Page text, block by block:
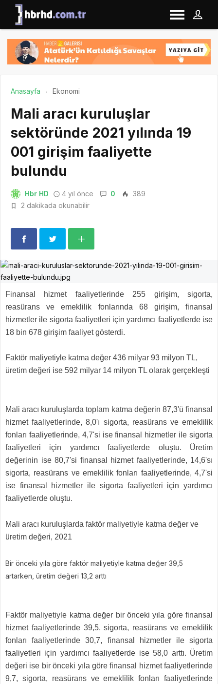
Anasayfa Ekonomi
Mali aracı kuruluşlar
sektöründe 2021 yılında 19
001 girişim faaliyette
bulundu
Hbr HD 4 yıl önce 0
389
2 dakikada okunabilir
Finansal hizmet faaliyetlerinde 255 girişim, sigorta,
reasürans ve emeklilik fonlarında 68 girişim, finansal
hizmetler ile sigorta faaliyetleri için yardımcı faaliyetlerde ise
18 bin 678 girişim faaliyet gösterdi.
Faktör maliyetiyle katma değer 436 milyar 93 milyon TL,
üretim değeri ise 592 milyar 14 milyon TL olarak gerçekleşti
Mali aracı kuruluşlarda toplam katma değerin 87,3'ü finansal
hizmet faaliyetlerinde, 8,0'ı sigorta, reasürans ve emeklilik
fonları faaliyetlerinde, 4,7'si ise finansal hizmetler ile sigorta
faaliyetleri için yardımcı faaliyetlerde oluştu. Üretim
değerinin ise 80,7'si finansal hizmet faaliyetlerinde, 14,6'sı
sigorta, reasürans ve emeklilik fonları faaliyetlerinde, 4,7'si
ise finansal hizmetler ile sigorta faaliyetleri için yardımcı
faaliyetlerde oluştu.
Mali aracı kuruluşlarda faktör maliyetiyle katma değer ve
üretim değeri, 2021
Bir önceki yıla göre faktör maliyetiyle katma değer 39,5
artarken, üretim değeri 13,2 arttı
Faktör maliyetiyle katma değer bir önceki yıla göre finansal
hizmet faaliyetlerinde 39,5, sigorta, reasürans ve emeklilik
fonları faaliyetlerinde 30,7, finansal hizmetler ile sigorta
faaliyetleri için yardımcı faaliyetlerde ise 58,0 arttı. Üretim
değeri ise bir önceki yıla göre finansal hizmet faaliyetlerinde
9,7, sigorta, reasürans ve emeklilik fonları faaliyetlerinde